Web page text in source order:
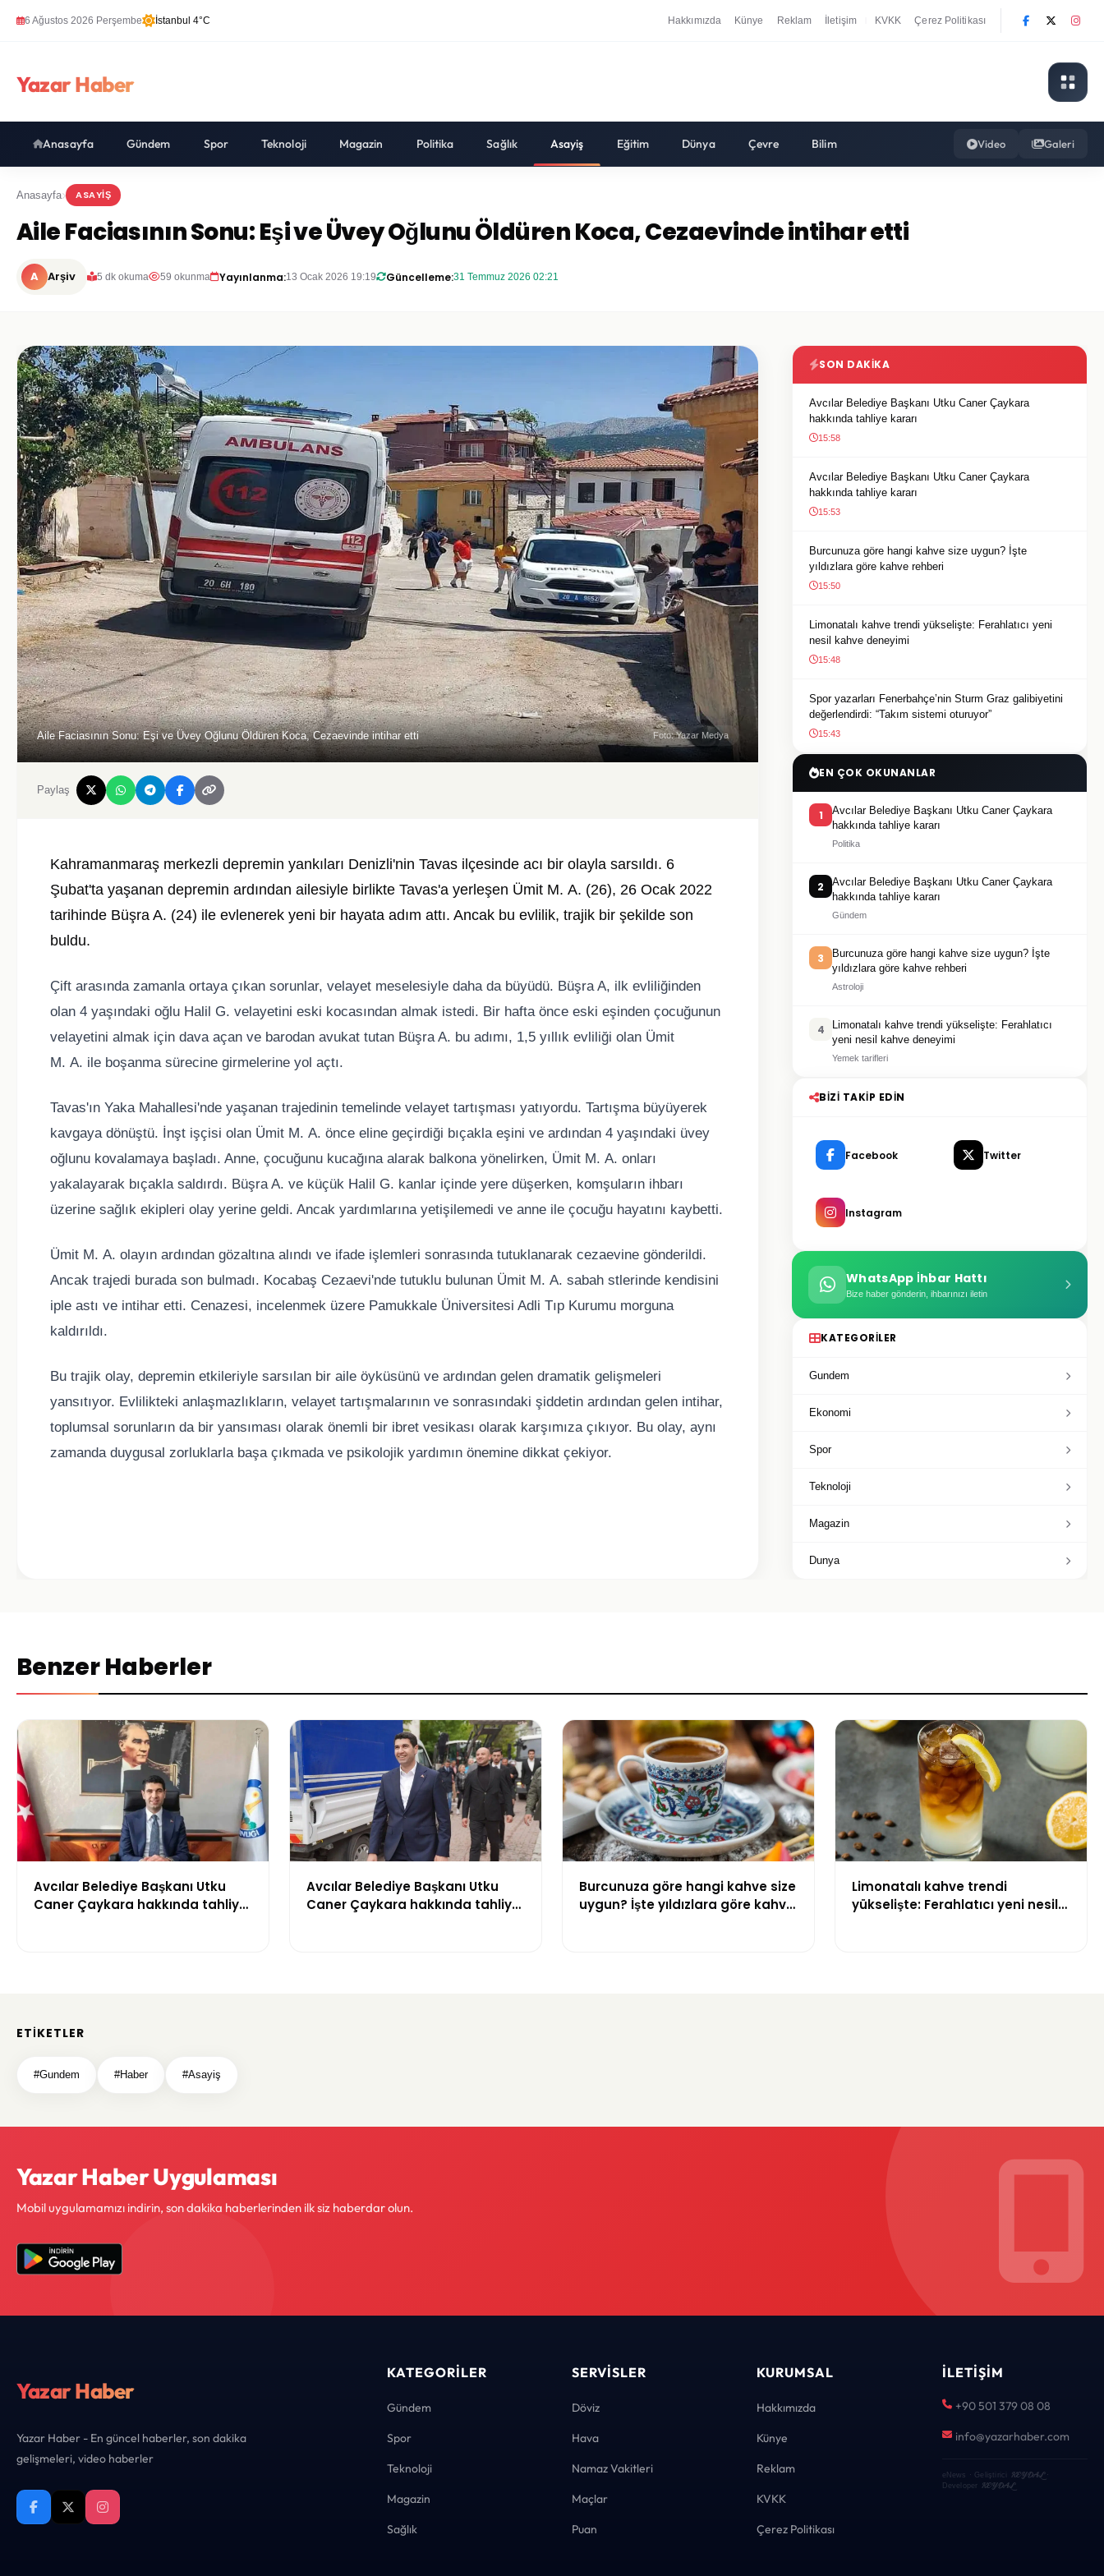
6 Ağustos 2026 Perşembe İstanbul 4°C Hakkımızda Künye Reklam İletişim KVKK Çerez Politikası
Yazar Haber
Anasayfa Gündem Spor Teknoloji Magazin Politika Sağlık Asayiş Eğitim Dünya Çevre Bilim Video Galeri
Anasayfa ASAYIŞ
Aile Faciasının Sonu: Eşi ve Üvey Oğlunu Öldüren Koca, Cezaevinde intihar etti
A Arşiv 5 dk okuma 59 okunma Yayınlanma:13 Ocak 2026 19:19 Güncelleme:31 Temmuz 2026 02:21
Aile Faciasının Sonu: Eşi ve Üvey Oğlunu Öldüren Koca, Cezaevinde intihar etti Foto: Yazar Medya
Paylaş
Kahramanmaraş merkezli depremin yankıları Denizli'nin Tavas ilçesinde acı bir olayla sarsıldı. 6
Şubat'ta yaşanan depremin ardından ailesiyle birlikte Tavas'a yerleşen Ümit M. A. (26), 26 Ocak 2022
tarihinde Büşra A. (24) ile evlenerek yeni bir hayata adım attı. Ancak bu evlilik, trajik bir şekilde son
buldu.
Çift arasında zamanla ortaya çıkan sorunlar, velayet meselesiyle daha da büyüdü. Büşra A, ilk evliliğinden
olan 4 yaşındaki oğlu Halil G. velayetini eski kocasından almak istedi. Bir hafta önce eski eşinden çocuğunun
velayetini almak için dava açan ve barodan avukat tutan Büşra A. bu adımı, 1,5 yıllık evliliği olan Ümit
M. A. ile boşanma sürecine girmelerine yol açtı.
Tavas'ın Yaka Mahallesi'nde yaşanan trajedinin temelinde velayet tartışması yatıyordu. Tartışma büyüyerek
kavgaya dönüştü. İnşt işçisi olan Ümit M. A. önce eline geçirdiği bıçakla eşini ve ardından 4 yaşındaki üvey
oğlunu kovalamaya başladı. Anne, çocuğunu kucağına alarak balkona yönelirken, Ümit M. A. onları
yakalayarak bıçakla saldırdı. Büşra A. ve küçük Halil G. kanlar içinde yere düşerken, komşuların ihbarı
üzerine sağlık ekipleri olay yerine geldi. Ancak yardımlarına yetişilemedi ve anne ile çocuğu hayatını kaybetti.
Ümit M. A. olayın ardından gözaltına alındı ve ifade işlemleri sonrasında tutuklanarak cezaevine gönderildi.
Ancak trajedi burada son bulmadı. Kocabaş Cezaevi'nde tutuklu bulunan Ümit M. A. sabah stlerinde kendisini
iple astı ve intihar etti. Cenazesi, incelenmek üzere Pamukkale Üniversitesi Adli Tıp Kurumu morguna
kaldırıldı.
Bu trajik olay, depremin etkileriyle sarsılan bir aile öyküsünü ve ardından gelen dramatik gelişmeleri
yansıtıyor. Evlilikteki anlaşmazlıkların, velayet tartışmalarının ve sonrasındaki şiddetin ardından gelen intihar,
toplumsal sorunların da bir yansıması olarak önemli bir ibret vesikası olarak karşımıza çıkıyor. Bu olay, aynı
zamanda duygusal zorluklarla başa çıkmada ve psikolojik yardımın önemine dikkat çekiyor.
SON DAKIKA
Avcılar Belediye Başkanı Utku Caner Çaykara
hakkında tahliye kararı
15:58
Avcılar Belediye Başkanı Utku Caner Çaykara
hakkında tahliye kararı
15:53
Burcunuza göre hangi kahve size uygun? İşte
yıldızlara göre kahve rehberi
15:50
Limonatalı kahve trendi yükselişte: Ferahlatıcı yeni
nesil kahve deneyimi
15:48
Spor yazarları Fenerbahçe’nin Sturm Graz galibiyetini
değerlendirdi: “Takım sistemi oturuyor”
15:43
EN ÇOK OKUNANLAR
1
Avcılar Belediye Başkanı Utku Caner Çaykara
hakkında tahliye kararı
Politika
2
Avcılar Belediye Başkanı Utku Caner Çaykara
hakkında tahliye kararı
Gündem
3
Burcunuza göre hangi kahve size uygun? İşte
yıldızlara göre kahve rehberi
Astroloji
4
Limonatalı kahve trendi yükselişte: Ferahlatıcı
yeni nesil kahve deneyimi
Yemek tarifleri
BIZI TAKIP EDIN
Facebook Twitter
Instagram
WhatsApp İhbar Hattı
Bize haber gönderin, ihbarınızı iletin
KATEGORILER
Gundem
Ekonomi
Spor
Teknoloji
Magazin
Dunya
Benzer Haberler
Avcılar Belediye Başkanı Utku
Caner Çaykara hakkında tahliye
Avcılar Belediye Başkanı Utku
Caner Çaykara hakkında tahliye
Burcunuza göre hangi kahve size
uygun? İşte yıldızlara göre kahve
Limonatalı kahve trendi
yükselişte: Ferahlatıcı yeni nesil
ETIKETLER
#Gundem #Haber #Asayiş
Yazar Haber Uygulaması
Mobil uygulamamızı indirin, son dakika haberlerinden ilk siz haberdar olun.
Yazar Haber
Yazar Haber - En güncel haberler, son dakika
gelişmeleri, video haberler
KATEGORILER
Gündem
Spor
Teknoloji
Magazin
Sağlık
SERVISLER
Döviz
Hava
Namaz Vakitleri
Maçlar
Puan
KURUMSAL
Hakkımızda
Künye
Reklam
KVKK
Çerez Politikası
İLETIŞIM
+90 501 379 08 08
info@yazarhaber.com
eNews · Geliştirici KEYDAL·
Developer KEYDAL